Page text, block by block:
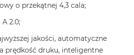
o przekątnej 4,3 cala;
2.0;
jakości, automatyczne
prędkość druku, inteligentne